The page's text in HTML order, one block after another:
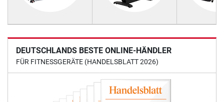
DEUTSCHLANDS BESTE ONLINE-HÄNDLER
FÜR FITNESSGERÄTE (HANDELSBLATT 2026)